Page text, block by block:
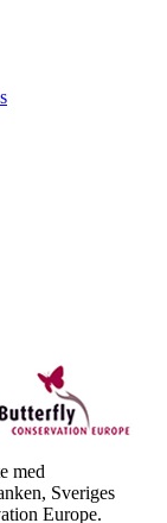
med
Sveriges
Europe.